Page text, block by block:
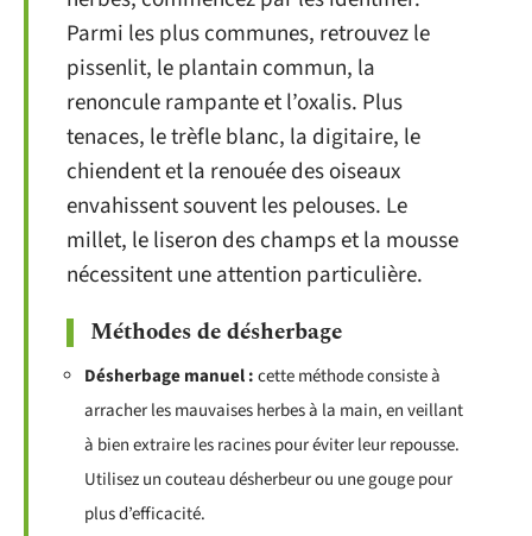
Parmi les plus communes, retrouvez le
pissenlit, le plantain commun, la
renoncule rampante et l’oxalis. Plus
tenaces, le trèfle blanc, la digitaire, le
chiendent et la renouée des oiseaux
envahissent souvent les pelouses. Le
millet, le liseron des champs et la mousse
nécessitent une attention particulière.
Méthodes de désherbage
Désherbage manuel :cette méthode consiste à
arracher les mauvaises herbes à la main, en veillant
à bien extraire les racines pour éviter leur repousse.
Utilisez un couteau désherbeur ou une gouge pour
plus d’efficacité.